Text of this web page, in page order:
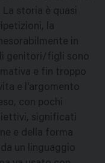
storia è quasi
la
in
genitori/figli sono
e fin troppo
e l'argomento
con pochi
significati
e della forma
un linguaggio